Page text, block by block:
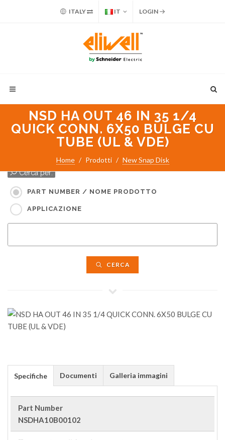
ITALY IT LOGIN
NSD HA OUT 46 IN 35 1/4
QUICK CONN. 6X50 BULGE CU
TUBE (UL & VDE)
Home Prodotti New Snap Disk
Cerca per:
PART NUMBER / NOME PRODOTTO
APPLICAZIONE
CERCA
Specifiche Documenti Galleria immagini
Part Number
NSDHA10B00102